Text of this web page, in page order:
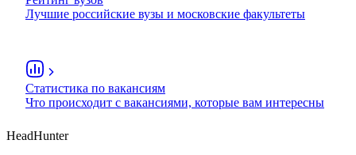
Лучшие российские вузы и московские факультеты
Статистика по вакансиям
Что происходит с вакансиями, которые вам интересны
HeadHunter